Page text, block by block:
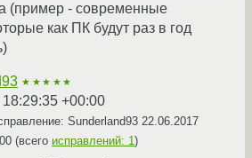
(пример - современные
как ПК будут раз в год
★★★★★
+00:00
Sunderland93 22.06.2017
(всего исправлений: 1)